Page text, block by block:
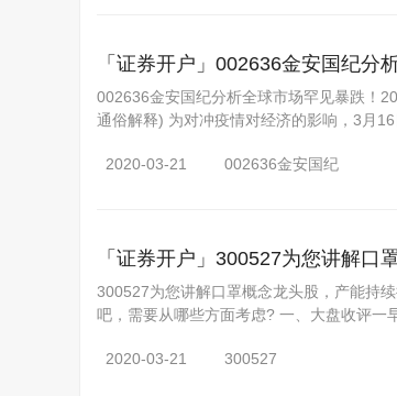
「证券开户」 002636金安国纪分
002636金安国纪分析全球市场罕见暴跌！
通俗解释) 为对冲疫情对经济的影响，3月
2020-03-21 002636金安国纪
「证券开户」 300527为您讲解口
300527为您讲解口罩概念龙头股，产能持
吧，需要从哪些方面考虑? 一、大盘收评一
2020-03-21 300527